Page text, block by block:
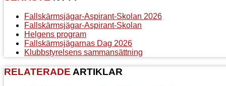
Fallskärmsjägar-Aspirant-Skolan 2026
Fallskärmsjägar-Aspirant-Skolan
Helgens program
Fallskärmsjägarnas Dag 2026
Klubbstyrelsens sammansättning
RELATERADE ARTIKLAR